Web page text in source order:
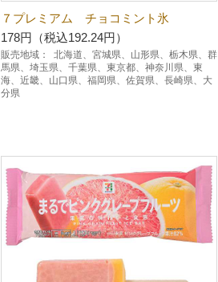
７プレミアム チョコミント氷
178円（税込192.24円）
販売地域：
北海道、宮城県、山形県、栃木県、群
馬県、埼玉県、千葉県、東京都、神奈川県、東
海、近畿、山口県、福岡県、佐賀県、長崎県、大
分県